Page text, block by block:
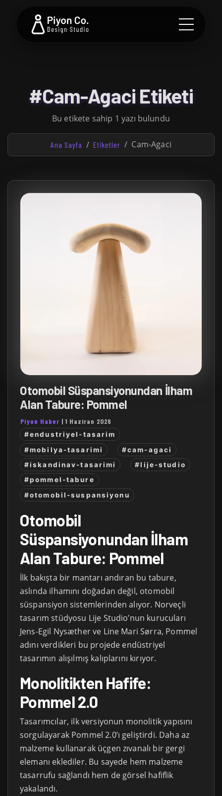
#Cam-Agaci Etiketi
Bu etikete sahip 1 yazı bulundu
Ana Sayfa Etiketler Cam-Agaci
Otomobil Süspansiyonundan İlham
Alan Tabure: Pommel
Piyon Haber |1 Haziran 2026
#endustriyel-tasarim
#mobilya-tasarimi
#cam-agaci
#iskandinav-tasarimi
#lije-studio
#pommel-tabure
#otomobil-suspansiyonu
Otomobil
Süspansiyonundan İlham
Alan Tabure: Pommel
İlk bakışta bir mantarı andıran bu tabure,
aslında ilhamını doğadan değil, otomobil
süspansiyon sistemlerinden alıyor. Norveçli
tasarım stüdyosu Lije Studio’nun kurucuları
Jens-Egil Nysæther ve Line Mari Sørra, Pommel
adını verdikleri bu projede endüstriyel
tasarımın alışılmış kalıplarını kırıyor.
Monolitikten Hafife:
Pommel 2.0
Tasarımcılar, ilk versiyonun monolitik yapısını
sorgulayarak Pommel 2.0’ı geliştirdi. Daha az
malzeme kullanarak üçgen zıvanalı bir gergi
elemanı eklediler. Bu sayede hem malzeme
tasarrufu sağlandı hem de görsel hafiflik
yakalandı.